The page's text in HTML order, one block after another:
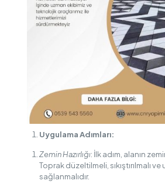
Uygulama Adımları:
Zemin Hazırlığı: İlk adım, alanın
Toprak düzeltilmeli, sıkıştırılmalı
sağlanmalıdır.